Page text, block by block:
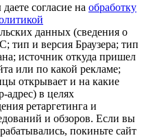
согласие на обработку
данных (сведения о
тип и версия Браузера; тип
источник откуда пришел
или по какой рекламе;
открывает и на какие
адрес) в целях
ретаргетинга и
и обзоров. Если вы
покиньте сайт